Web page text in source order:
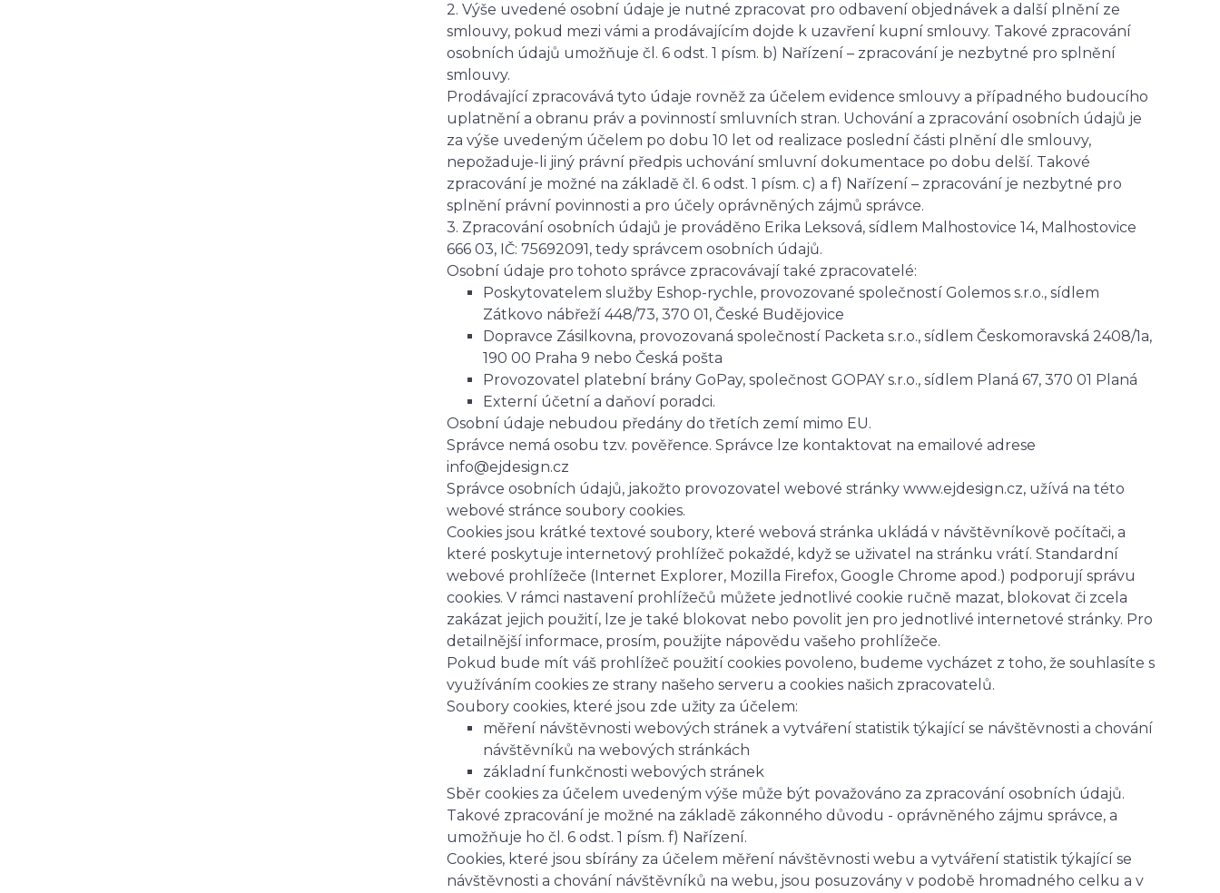
2. Výše uvedené osobní údaje je nutné zpracovat pro odbavení objednávek a další plnění ze
smlouvy, pokud mezi vámi a prodávajícím dojde k uzavření kupní smlouvy. Takové zpracování
osobních údajů umožňuje čl. 6 odst. 1 písm. b) Nařízení – zpracování je nezbytné pro splnění
smlouvy.
Prodávající zpracovává tyto údaje rovněž za účelem evidence smlouvy a případného budoucího
uplatnění a obranu práv a povinností smluvních stran. Uchování a zpracování osobních údajů je
za výše uvedeným účelem po dobu 10 let od realizace poslední části plnění dle smlouvy,
nepožaduje-li jiný právní předpis uchování smluvní dokumentace po dobu delší. Takové
zpracování je možné na základě čl. 6 odst. 1 písm. c) a f) Nařízení – zpracování je nezbytné pro
splnění právní povinnosti a pro účely oprávněných zájmů správce.
3. Zpracování osobních údajů je prováděno Erika Leksová, sídlem Malhostovice 14, Malhostovice
666 03, IČ: 75692091, tedy správcem osobních údajů.
Osobní údaje pro tohoto správce zpracovávají také zpracovatelé:
Poskytovatelem služby Eshop-rychle, provozované společností Golemos s.r.o., sídlem
Zátkovo nábřeží 448/73, 370 01, České Budějovice
Dopravce Zásilkovna, provozovaná společností Packeta s.r.o., sídlem Českomoravská 2408/1a,
190 00 Praha 9 nebo Česká pošta
Provozovatel platební brány GoPay, společnost GOPAY s.r.o., sídlem Planá 67, 370 01 Planá
Externí účetní a daňoví poradci.
Osobní údaje nebudou předány do třetích zemí mimo EU.
Správce nemá osobu tzv. pověřence. Správce lze kontaktovat na emailové adrese
info@ejdesign.cz
Správce osobních údajů, jakožto provozovatel webové stránky www.ejdesign.cz, užívá na této
webové stránce soubory cookies.
Cookies jsou krátké textové soubory, které webová stránka ukládá v návštěvníkově počítači, a
které poskytuje internetový prohlížeč pokaždé, když se uživatel na stránku vrátí. Standardní
webové prohlížeče (Internet Explorer, Mozilla Firefox, Google Chrome apod.) podporují správu
cookies. V rámci nastavení prohlížečů můžete jednotlivé cookie ručně mazat, blokovat či zcela
zakázat jejich použití, lze je také blokovat nebo povolit jen pro jednotlivé internetové stránky. Pro
detailnější informace, prosím, použijte nápovědu vašeho prohlížeče.
Pokud bude mít váš prohlížeč použití cookies povoleno, budeme vycházet z toho, že souhlasíte s
využíváním cookies ze strany našeho serveru a cookies našich zpracovatelů.
Soubory cookies, které jsou zde užity za účelem:
měření návštěvnosti webových stránek a vytváření statistik týkající se návštěvnosti a chování
návštěvníků na webových stránkách
základní funkčnosti webových stránek
Sběr cookies za účelem uvedeným výše může být považováno za zpracování osobních údajů.
Takové zpracování je možné na základě zákonného důvodu - oprávněného zájmu správce, a
umožňuje ho čl. 6 odst. 1 písm. f) Nařízení.
Cookies, které jsou sbírány za účelem měření návštěvnosti webu a vytváření statistik týkající se
návštěvnosti a chování návštěvníků na webu, jsou posuzovány v podobě hromadného celku a v